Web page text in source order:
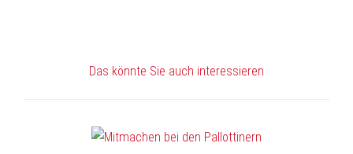
Das könnte Sie auch interessieren